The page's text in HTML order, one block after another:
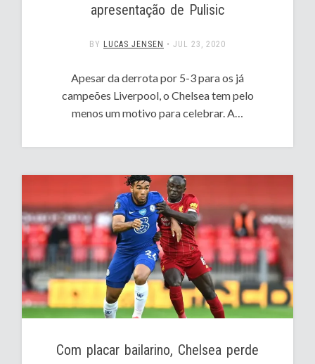
apresentação de Pulisic
BY LUCAS JENSEN • JUL 23, 2020
Apesar da derrota por 5-3 para os já
campeões Liverpool, o Chelsea tem pelo
menos um motivo para celebrar. A…
Com placar bailarino, Chelsea perde